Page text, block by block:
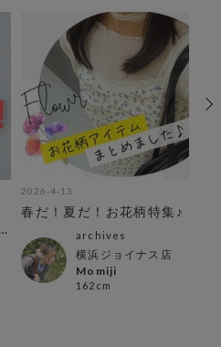
2026-4-13
春だ！夏だ！お花柄特集♪
archives
横浜ジョイナス店
Momiji
162cm